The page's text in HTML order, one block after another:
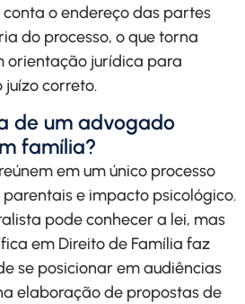
o endereço das partes
do processo, o que torna
orientação jurídica para
correto.
de um advogado
família?
em um único processo
e impacto psicológico.
pode conhecer a lei, mas
em Direito de Família faz
se posicionar em audiências
elaboração de propostas de